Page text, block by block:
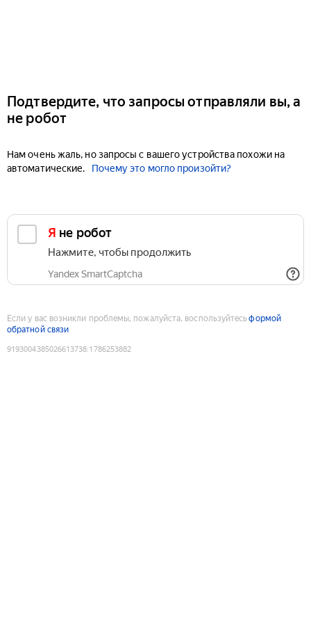
Подтвердите, что запросы отправляли вы, а
не робот
Нам очень жаль, но запросы с вашего устройства похожи на
автоматические.
Почему это могло произойти?
Я не робот
Нажмите, чтобы продолжить
Yandex SmartCaptcha
Если у вас возникли проблемы, пожалуйста, воспользуйтесьформой
обратной связи
9193004385026613738:1786253882